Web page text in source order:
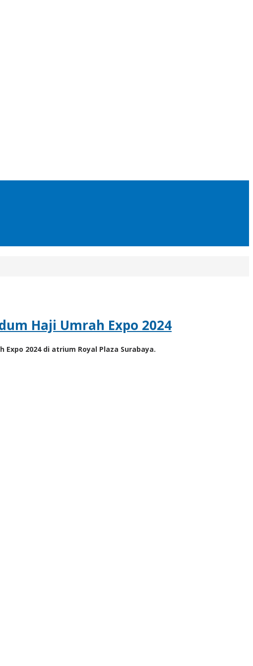
Haji Umrah Expo 2024
2024 di atrium Royal Plaza Surabaya.